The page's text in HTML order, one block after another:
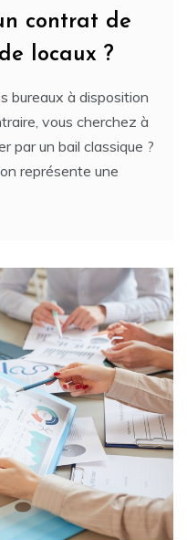
contrat de
locaux ?
bureaux à disposition
vous cherchez à
par un bail classique ?
représente une